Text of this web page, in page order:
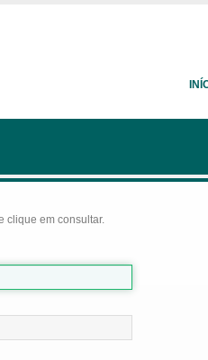
clique em consultar.